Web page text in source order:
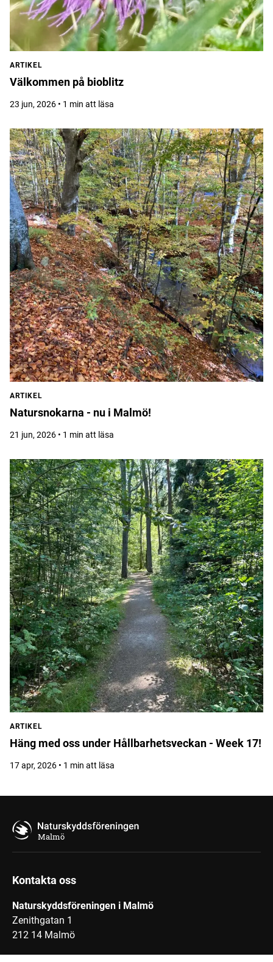
ARTIKEL
Välkommen på bioblitz
23 jun, 2026 • 1 min att läsa
ARTIKEL
Natursnokarna - nu i Malmö!
21 jun, 2026 • 1 min att läsa
ARTIKEL
Häng med oss under Hållbarhetsveckan - Week 17!
17 apr, 2026 • 1 min att läsa
Malmö
Kontakta oss
Naturskyddsföreningen i Malmö
Zenithgatan 1
212 14 Malmö